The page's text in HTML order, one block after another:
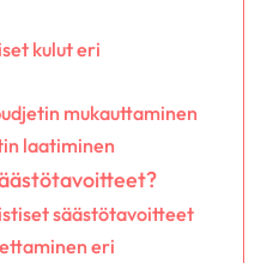
kulut eri
mukauttaminen
laatiminen
säästötavoitteet
eri